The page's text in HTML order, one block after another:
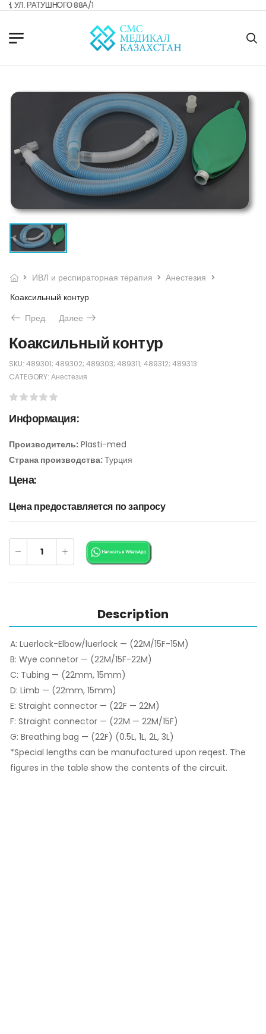
РАТУШНОГО 88А/1
ИВЛ и респираторная терапия
Анестезия
Коаксильный контур
Пред.
Далее
Коаксильный контур
SKU: 489301; 489302; 489303; 489311; 489312; 489313
CATEGORY: Анестезия
Информация:
Производитель: Plasti-med
Страна производства:Турция
Цена:
Цена предоставляется по запросу
Description
A: Luerlock-Elbow/luerlock — (22M/15F-15M)
B: Wye connetor — (22M/15F-22M)
C: Tubing — (22mm, 15mm)
D: Limb — (22mm, 15mm)
E: Straight connector — (22F — 22M)
F: Straight connector — (22M — 22M/15F)
G: Breathing bag — (22F) (0.5L, 1L, 2L, 3L)
*Special lengths can be manufactured upon reqest. The
figures in the table show the contents of the circuit.